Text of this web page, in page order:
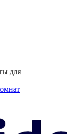
для